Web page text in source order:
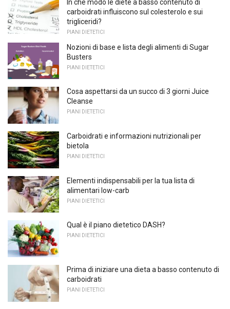
In che modo le diete a basso contenuto di
carboidrati influiscono sul colesterolo e sui
trigliceridi?
PIANI DIETETICI
Nozioni di base e lista degli alimenti di Sugar
Busters
PIANI DIETETICI
Cosa aspettarsi da un succo di 3 giorni Juice
Cleanse
PIANI DIETETICI
Carboidrati e informazioni nutrizionali per
bietola
PIANI DIETETICI
Elementi indispensabili per la tua lista di
alimentari low-carb
PIANI DIETETICI
Qual è il piano dietetico DASH?
PIANI DIETETICI
Prima di iniziare una dieta a basso contenuto di
carboidrati
PIANI DIETETICI